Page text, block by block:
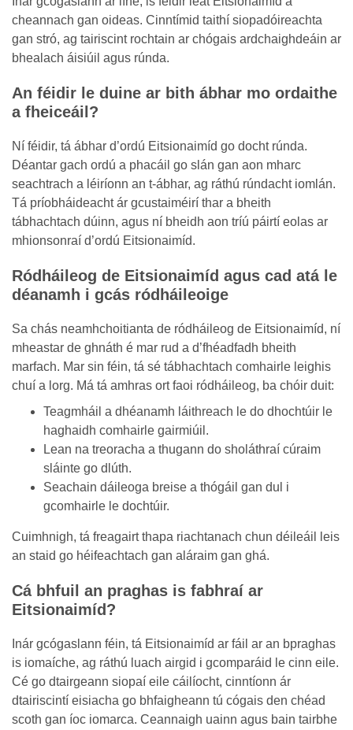
cheannach gan oideas. Cinntímid taithí siopadóireachta
gan stró, ag tairiscint rochtain ar chógais ardchaighdeáin ar
bhealach áisiúil agus rúnda.
An féidir le duine ar bith ábhar mo ordaithe
a fheiceáil?
Ní féidir, tá ábhar d’ordú Eitsionaimíd go docht rúnda.
Déantar gach ordú a phacáil go slán gan aon mharc
seachtrach a léiríonn an t-ábhar, ag ráthú rúndacht iomlán.
Tá príobháideacht ár gcustaiméirí thar a bheith
tábhachtach dúinn, agus ní bheidh aon tríú páirtí eolas ar
mhionsonraí d’ordú Eitsionaimíd.
Ródháileog de Eitsionaimíd agus cad atá le
déanamh i gcás ródháileoige
Sa chás neamhchoitianta de ródháileog de Eitsionaimíd, ní
mheastar de ghnáth é mar rud a d’fhéadfadh bheith
marfach. Mar sin féin, tá sé tábhachtach comhairle leighis
chuí a lorg. Má tá amhras ort faoi ródháileog, ba chóir duit:
Teagmháil a dhéanamh láithreach le do dhochtúir le
haghaidh comhairle gairmiúil.
Lean na treoracha a thugann do sholáthraí cúraim
sláinte go dlúth.
Seachain dáileoga breise a thógáil gan dul i
gcomhairle le dochtúir.
Cuimhnigh, tá freagairt thapa riachtanach chun déileáil leis
an staid go héifeachtach gan aláraim gan ghá.
Cá bhfuil an praghas is fabhraí ar
Eitsionaimíd?
Inár gcógaslann féin, tá Eitsionaimíd ar fáil ar an bpraghas
is iomaíche, ag ráthú luach airgid i gcomparáid le cinn eile.
Cé go dtairgeann siopaí eile cáilíocht, cinntíonn ár
dtairiscintí eisiacha go bhfaigheann tú cógais den chéad
scoth gan íoc iomarca. Ceannaigh uainn agus bain tairbhe